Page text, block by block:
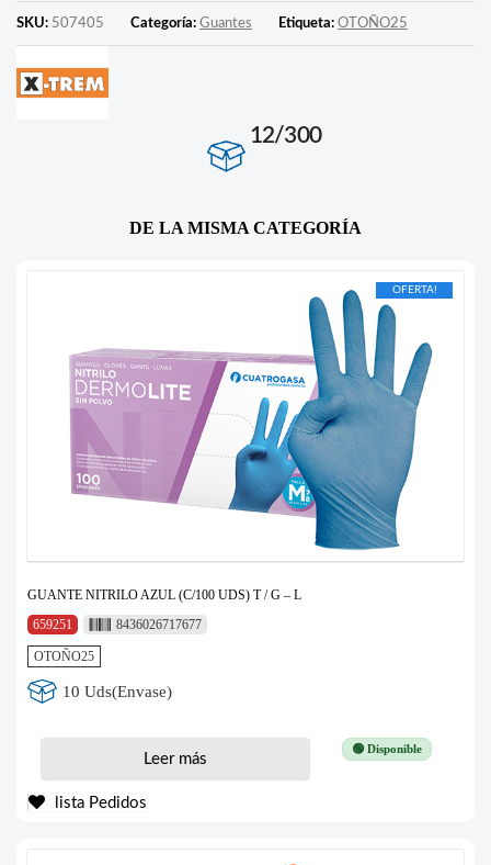
SKU: 507405 Categoría: Guantes Etiqueta: OTOÑO25
12/300
DE LA MISMA CATEGORÍA
OFERTA!
GUANTE NITRILO AZUL (C/100 UDS) T / G – L
659251
8436026717677
OTOÑO25
10 Uds(Envase)
🟢 Disponible
Leer más
lista Pedidos